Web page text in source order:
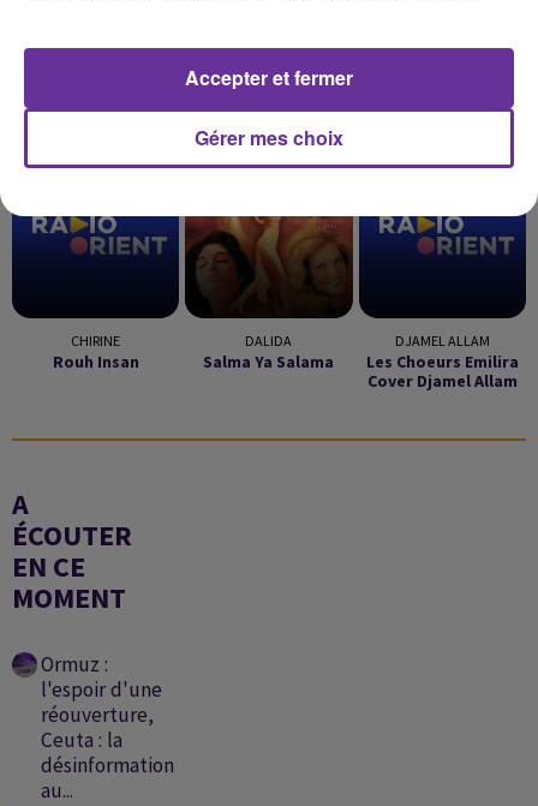
LA PLAYLIST
CHIRINE
Rouh Insan
DALIDA
Salma Ya Salama
DJAMEL ALLAM
Les Choeurs Emilira
Cover Djamel Allam
A
ÉCOUTER
EN CE
MOMENT
Ormuz :
l'espoir d'une
réouverture,
Ceuta : la
désinformation
au...
Gérer mes choix
Accepter et fermer